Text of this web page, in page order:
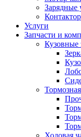
Зарядные
Услуги
Запчасти и
Кузовные